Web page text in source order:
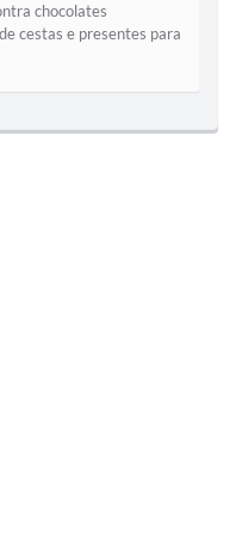
chocolates
cestas e presentes para